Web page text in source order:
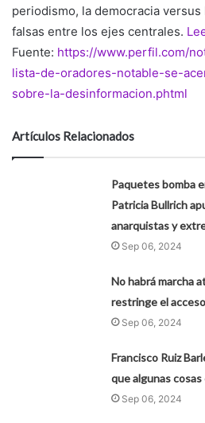
periodismo, la democracia
falsas entre los ejes centrales.
Fuente: https://www.perfil.com/
lista-de-oradores-notable-se-
sobre-la-desinformacion.phtml
Artículos Relacionados
Paquetes bomba
Patricia Bullrich
anarquistas y
Sep 06, 2024
No habrá marcha
restringe el
Sep 06, 2024
Francisco Ruiz
que algunas
Sep 06, 2024